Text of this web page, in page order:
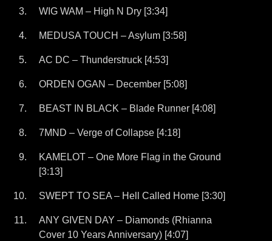
WIG WAM – High N Dry [3:34]
MEDUSA TOUCH – Asylum [3:58]
AC DC – Thunderstruck [4:53]
ORDEN OGAN – December [5:08]
BEAST IN BLACK – Blade Runner [4:08]
7MND – Verge of Collapse [4:18]
KAMELOT – One More Flag in the Ground
[3:13]
SWEPT TO SEA – Hell Called Home [3:30]
ANY GIVEN DAY – Diamonds (Rhianna
Cover 10 Years Anniversary) [4:07]